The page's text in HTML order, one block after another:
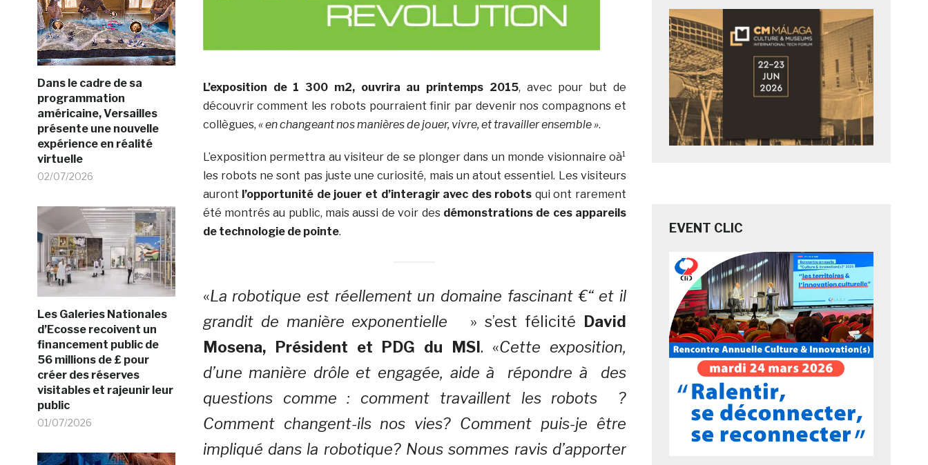
Dans le cadre de sa
programmation
américaine, Versailles
présente une nouvelle
expérience en réalité
virtuelle
02/07/2026
Les Galeries Nationales
d’Ecosse recoivent un
financement public de
56 millions de £ pour
créer des réserves
visitables et rajeunir leur
public
01/07/2026
L’exposition de 1 300 m2, ouvrira au printemps 2015, avec pour but de
découvrir comment les robots pourraient finir par devenir nos compagnons et
collègues, « en changeant nos manières de jouer, vivre, et travailler ensemble ».
L’exposition permettra au visiteur de se plonger dans un monde visionnaire oà¹
les robots ne sont pas juste une curiosité, mais un atout essentiel. Les visiteurs
auront l’opportunité de jouer et d’interagir avec des robots qui ont rarement
été montrés au public, mais aussi de voir des démonstrations de ces appareils
de technologie de pointe.
«La robotique est réellement un domaine fascinant €“ et il
grandit de manière exponentielle » s’est félicité
David
Mosena, Président et PDG du MSI . «Cette exposition,
d’une manière drôle et engagée, aide à répondre à des
questions comme : comment travaillent les robots ?
Comment changent-ils nos vies? Comment puis-je être
impliqué dans la robotique? Nous sommes ravis d’apporter
EVENT CLIC